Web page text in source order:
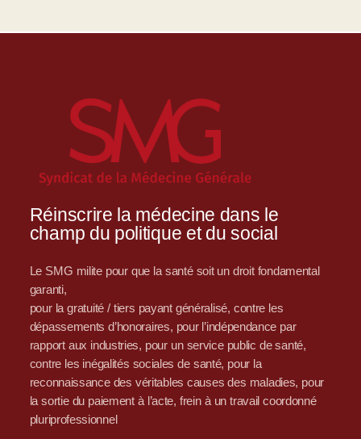
Réinscrire la médecine dans le
champ du politique et du social
Le SMG milite pour que la santé soit un droit fondamental
garanti,
pour la gratuité / tiers payant généralisé, contre les
dépassements d’honoraires, pour l’indépendance par
rapport aux industries, pour un service public de santé,
contre les inégalités sociales de santé, pour la
reconnaissance des véritables causes des maladies, pour
la sortie du paiement à l’acte, frein à un travail coordonné
pluriprofessionnel